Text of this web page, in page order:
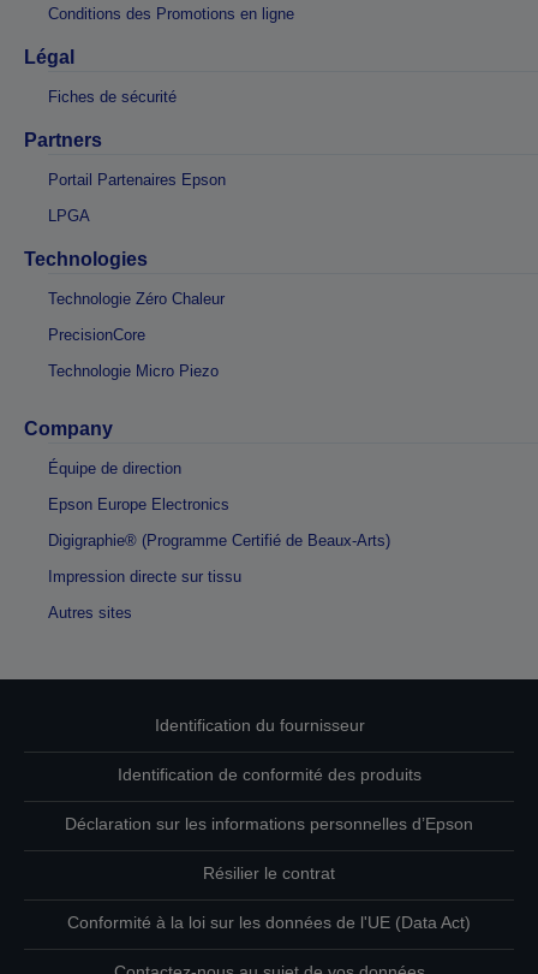
Conditions des Promotions en ligne
Légal
Fiches de sécurité
Partners
Portail Partenaires Epson
LPGA
Technologies
Technologie Zéro Chaleur
PrecisionCore
Technologie Micro Piezo
Company
Équipe de direction
Epson Europe Electronics
Digigraphie® (Programme Certifié de Beaux-Arts)
Impression directe sur tissu
Autres sites
Identification du fournisseur
Identification de conformité des produits
Déclaration sur les informations personnelles d’Epson
Résilier le contrat
Conformité à la loi sur les données de l'UE (Data Act)